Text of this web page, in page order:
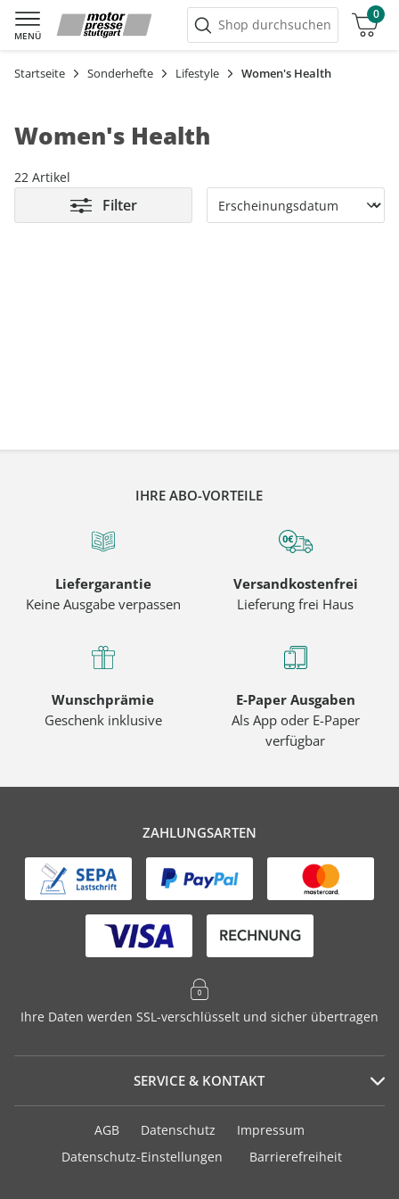
MENÜ
Shop durchsuchen
0
Warenkorb
Startseite Sonderhefte Lifestyle Women's Health
Women's Health
22 Artikel
Filter
IHRE ABO-VORTEILE
Liefergarantie
Keine Ausgabe verpassen
Versandkostenfrei
Lieferung frei Haus
Wunschprämie
Geschenk inklusive
E-Paper Ausgaben
Als App oder E-Paper
verfügbar
ZAHLUNGSARTEN
Ihre Daten werden SSL-verschlüsselt und sicher übertragen
SERVICE & KONTAKT
Serviceportal
Versand und Zahlung
AGB Datenschutz
Impressum
Datenschutz-Einstellungen
Barrierefreiheit